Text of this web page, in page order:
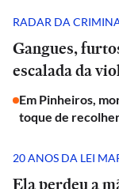
RADAR DA
Gangues,
escalada da
Em Pinheiros,
toque de
20 ANOS DA LEI
Ela perdeu a